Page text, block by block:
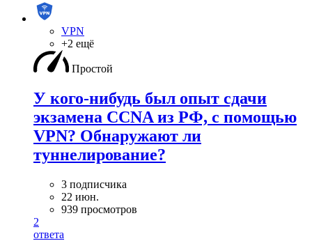
VPN
+2 ещё
Простой
У кого-нибудь был опыт сдачи
экзамена CCNA из РФ, с помощью
VPN? Обнаружают ли
туннелирование?
3 подписчика
22 июн.
939 просмотров
2
ответа